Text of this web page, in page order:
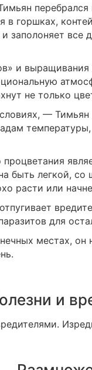
в горшках,
заполоняет
и
не только
— Тимьян
быть легкой,
расти или
для
местах,
и